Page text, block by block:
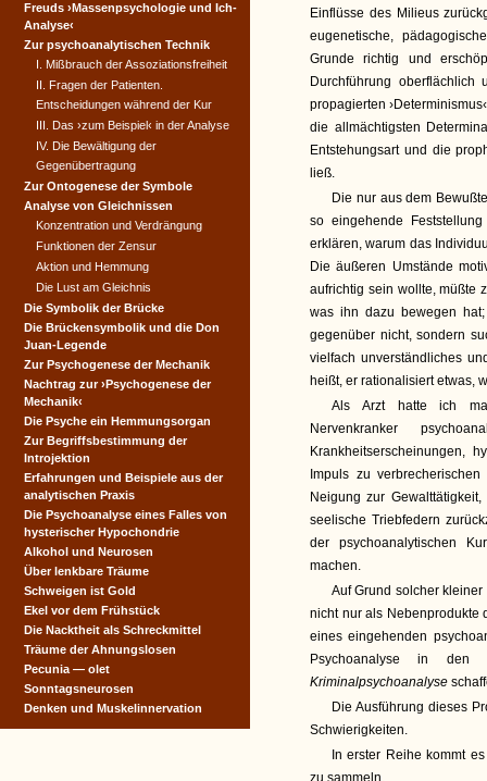
Einflüsse des Milieus
eugenetische,
Grunde richtig und
Durchführung
propagierten
die allmächtigsten
Entstehungsart und die
ließ.
Die nur aus dem
so eingehende
erklären, warum das
Die äußeren Umstände
aufrichtig sein wollte, müßte
was ihn dazu bewegen
gegenüber nicht, sondern
vielfach unverständliches
heißt, er rationalisiert etwas,
Als Arzt hatte ich
Nervenkranker
Krankheitserscheinungen,
Impuls zu
Neigung zur
seelische Triebfedern
der psychoanalytischen
machen.
Auf Grund solcher
nicht nur als Nebenprodukte
eines eingehenden
Psychoanalyse in den
Kriminalpsychoanalyse
Die Ausführung dieses
Schwierigkeiten.
In erster Reihe kommt
zu sammeln.
Freuds ›Massenpsychologie und Ich-
Analyse‹
Zur psychoanalytischen Technik
I. Mißbrauch der Assoziationsfreiheit
II. Fragen der Patienten.
Entscheidungen während der Kur
III. Das ›zum Beispiel‹ in der Analyse
IV. Die Bewältigung der
Gegenübertragung
Zur Ontogenese der Symbole
Analyse von Gleichnissen
Konzentration und Verdrängung
Funktionen der Zensur
Aktion und Hemmung
Die Lust am Gleichnis
Die Symbolik der Brücke
Die Brückensymbolik und die Don
Juan-Legende
Zur Psychogenese der Mechanik
Nachtrag zur ›Psychogenese der
Mechanik‹
Die Psyche ein Hemmungsorgan
Zur Begriffsbestimmung der
Introjektion
Erfahrungen und Beispiele aus der
analytischen Praxis
Die Psychoanalyse eines Falles von
hysterischer Hypochondrie
Alkohol und Neurosen
Über lenkbare Träume
Schweigen ist Gold
Ekel vor dem Frühstück
Die Nacktheit als Schreckmittel
Träume der Ahnungslosen
Pecunia — olet
Sonntagsneurosen
Denken und Muskelinnervation